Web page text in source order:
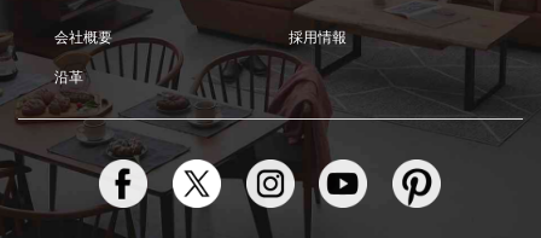
会社概要 採用情報
沿革